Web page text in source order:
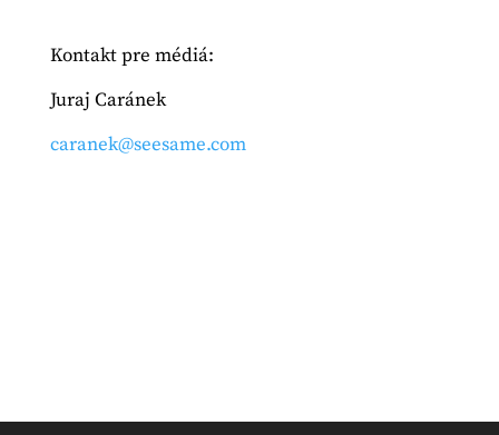
Kontakt pre médiá:
Juraj Caránek
caranek@seesame.com